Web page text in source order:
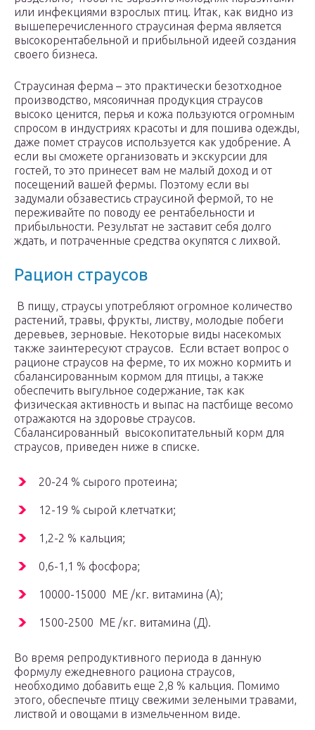
или инфекциями взрослых птиц. Итак, как видно из
вышеперечисленного страусиная ферма является
высокорентабельной и прибыльной идеей создания
своего бизнеса.
Страусиная ферма – это практически безотходное
производство, мясояичная продукция страусов
высоко ценится, перья и кожа пользуются огромным
спросом в индустриях красоты и для пошива одежды,
даже помет страусов используется как удобрение. А
если вы сможете организовать и экскурсии для
гостей, то это принесет вам не малый доход и от
посещений вашей фермы. Поэтому если вы
задумали обзавестись страусиной фермой, то не
переживайте по поводу ее рентабельности и
прибыльности. Результат не заставит себя долго
ждать, и потраченные средства окупятся с лихвой.
Рацион страусов
В пищу, страусы употребляют огромное количество
растений, травы, фрукты, листву, молодые побеги
деревьев, зерновые. Некоторые виды насекомых
также заинтересуют страусов. Если встает вопрос о
рационе страусов на ферме, то их можно кормить и
сбалансированным кормом для птицы, а также
обеспечить выгульное содержание, так как
физическая активность и выпас на пастбище весомо
отражаются на здоровье страусов.
Сбалансированный высокопитательный корм для
страусов, приведен ниже в списке.
20-24 % сырого протеина;
12-19 % сырой клетчатки;
1,2-2 % кальция;
0,6-1,1 % фосфора;
10000-15000 МЕ /кг. витамина (А);
1500-2500 МЕ /кг. витамина (Д).
Во время репродуктивного периода в данную
формулу ежедневного рациона страусов,
необходимо добавить еще 2,8 % кальция. Помимо
этого, обеспечьте птицу свежими зелеными травами,
листвой и овощами в измельченном виде.